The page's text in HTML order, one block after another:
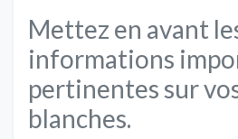
Mettez en avant
informations
pertinentes sur
blanches.